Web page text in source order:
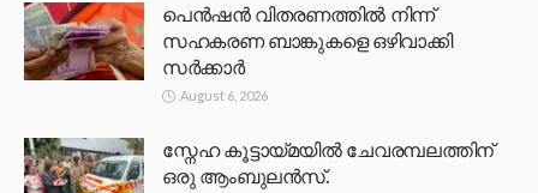
പെൻഷൻ വിതരണത്തിൽ നിന്ന്
സഹകരണ ബാങ്കുകളെ ഒഴിവാക്കി
സർക്കാർ
August 6, 2026
സ്നേഹ കൂട്ടായ്മയിൽ ചേവരമ്പലത്തിന്
ഒരു ആംബുലൻസ്.